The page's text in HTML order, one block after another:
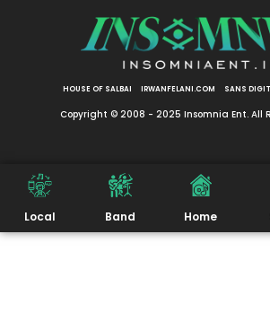
HOUSE OF SALBAI IRWANFELANI.COM SANS
Copyright © 2008 - 2025 Insomnia Ent. All
Local Band Home